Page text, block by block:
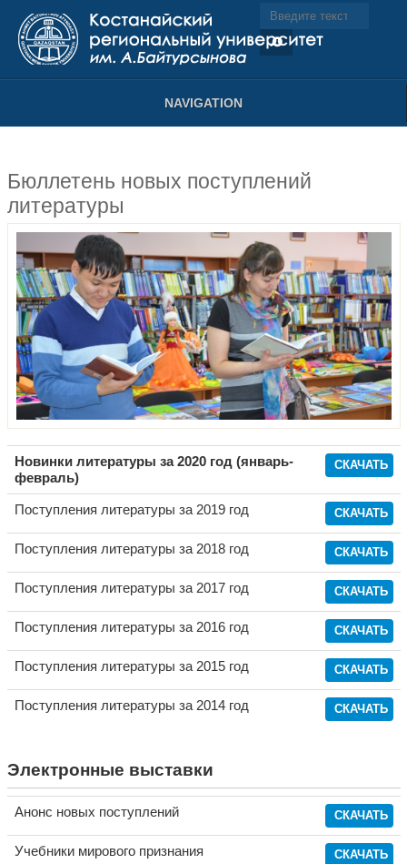
NAVIGATION
Бюллетень новых поступлений
литературы
Новинки литературы за 2020 год (январь-
февраль)
СКАЧАТЬ
Поступления литературы за 2019 год СКАЧАТЬ
Поступления литературы за 2018 год СКАЧАТЬ
Поступления литературы за 2017 год СКАЧАТЬ
Поступления литературы за 2016 год СКАЧАТЬ
Поступления литературы за 2015 год СКАЧАТЬ
Поступления литературы за 2014 год СКАЧАТЬ
Электронные выставки
Анонс новых поступлений СКАЧАТЬ
Учебники мирового признания СКАЧАТЬ